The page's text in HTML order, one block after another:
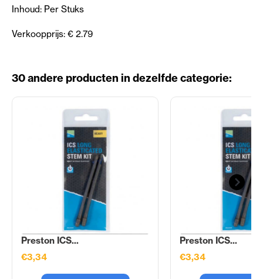
Inhoud: Per Stuks
Verkoopprijs: € 2.79
30 andere producten in dezelfde categorie:
Preston ICS...
€3,34
Preston ICS...
€3,34